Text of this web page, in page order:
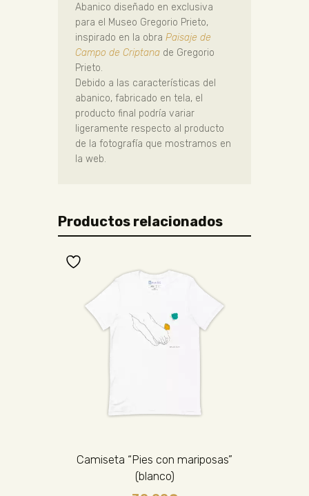
Abanico diseñado en exclusiva
para el Museo Gregorio Prieto,
inspirado en la obraPaisaje de
Campo de Criptana de Gregorio
Prieto.
Debido a las características del
abanico, fabricado en tela, el
producto final podría variar
ligeramente respecto al producto
de la fotografía que mostramos en
la web.
Productos relacionados
Camiseta “Pies con mariposas”
(blanco)